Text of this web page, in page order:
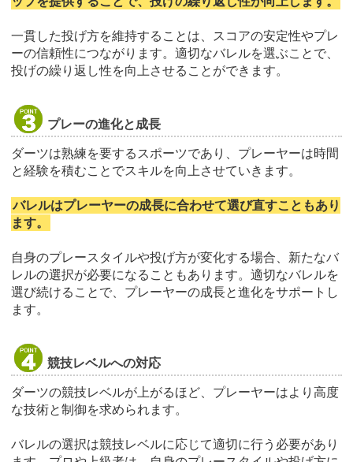
一貫した投げ方を維持することは、スコアの安定性やプレ
ーの信頼性につながります。適切なバレルを選ぶことで、
投げの繰り返し性を向上させることができます。
プレーの進化と成長
ダーツは熟練を要するスポーツであり、プレーヤーは時間
と経験を積むことでスキルを向上させていきます。
バレルはプレーヤーの成長に合わせて選び直すこともあり
ます。
自身のプレースタイルや投げ方が変化する場合、新たなバ
レルの選択が必要になることもあります。適切なバレルを
選び続けることで、プレーヤーの成長と進化をサポートし
ます。
競技レベルへの対応
ダーツの競技レベルが上がるほど、プレーヤーはより高度
な技術と制御を求められます。
バレルの選択は競技レベルに応じて適切に行う必要があり